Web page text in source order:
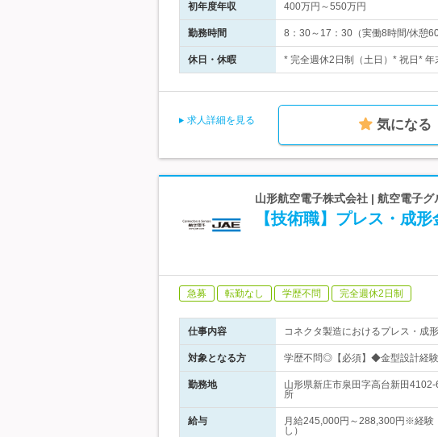
初年度年収 400万円～550万円
勤務時間 8：30～17：30（実働8時間/休憩60
休日・休暇 * 完全週休2日制（土日）* 祝日*
求人詳細を見る 気になる
山形航空電子株式会社 | 航空電子
【技術職】プレス・成
急募 転勤なし 学歴不問 完全週休2日制
仕事内容 コネクタ製造におけるプレス・成
対象となる方 学歴不問◎【必須】◆金型設計経
勤務地
山形県新庄市泉田字高台新田
所
給与
月給245,000円～288,300円※経験
し）